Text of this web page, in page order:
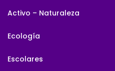
Activo – Naturaleza
Ecología
Escolares